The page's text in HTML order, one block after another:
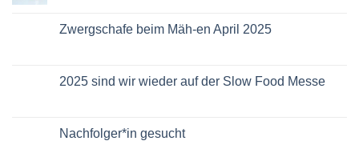
zu
Deutschlands
mit
Zwergschafe beim Mäh-en April 2025
Zwergschafe
beim
2025
2025 sind wir wieder auf der Slow Food Messe
2025
sind
Nachfolger*in gesucht